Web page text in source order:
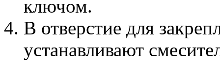
ключом.
В отверстие для
устанавливают